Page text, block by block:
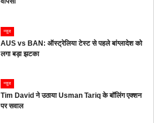
न्यूज
AUS vs BAN: ऑस्ट्रेलिया टेस्ट से पहले बांग्लादेश को
लगा बड़ा झटका
न्यूज
Tim David ने उठाया Usman Tariq के बॉलिंग एक्शन
पर सवाल